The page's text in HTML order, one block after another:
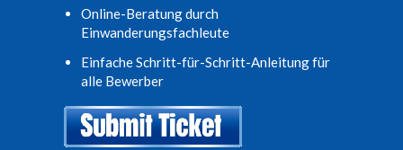
Online-Beratung durch
Einwanderungsfachleute
Einfache Schritt-für-Schritt-Anleitung für
alle Bewerber